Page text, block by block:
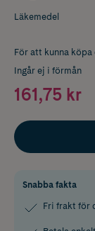
Läkemedel
För att kunna
Ingår ej i förmån
161,75 kr
Snabba fakta
Fri frakt för